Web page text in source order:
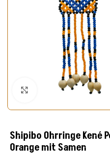
Klick zum Vergrößern
Shipibo Ohrringe Kené
Orange mit Samen